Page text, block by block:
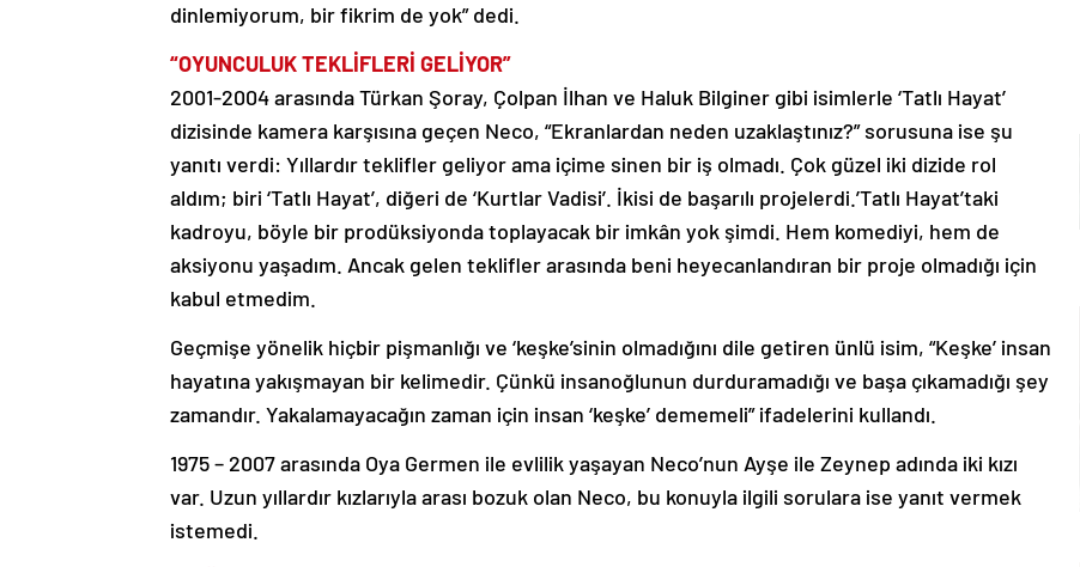
dinlemiyorum, bir fikrim de yok” dedi.
“OYUNCULUK TEKLİFLERİ GELİYOR”
2001-2004 arasında Türkan Şoray, Çolpan İlhan ve Haluk Bilginer gibi isimlerle ‘Tatlı Hayat’
dizisinde kamera karşısına geçen Neco, “Ekranlardan neden uzaklaştınız?” sorusuna ise şu
yanıtı verdi: Yıllardır teklifler geliyor ama içime sinen bir iş olmadı. Çok güzel iki dizide rol
aldım; biri ‘Tatlı Hayat’, diğeri de ‘Kurtlar Vadisi’. İkisi de başarılı projelerdi.’Tatlı Hayat’taki
kadroyu, böyle bir prodüksiyonda toplayacak bir imkân yok şimdi. Hem komediyi, hem de
aksiyonu yaşadım. Ancak gelen teklifler arasında beni heyecanlandıran bir proje olmadığı için
kabul etmedim.
Geçmişe yönelik hiçbir pişmanlığı ve ‘keşke’sinin olmadığını dile getiren ünlü isim, “Keşke’ insan
hayatına yakışmayan bir kelimedir. Çünkü insanoğlunun durduramadığı ve başa çıkamadığı şey
zamandır. Yakalamayacağın zaman için insan ‘keşke’ dememeli” ifadelerini kullandı.
1975 – 2007 arasında Oya Germen ile evlilik yaşayan Neco’nun Ayşe ile Zeynep adında iki kızı
var. Uzun yıllardır kızlarıyla arası bozuk olan Neco, bu konuyla ilgili sorulara ise yanıt vermek
istemedi.